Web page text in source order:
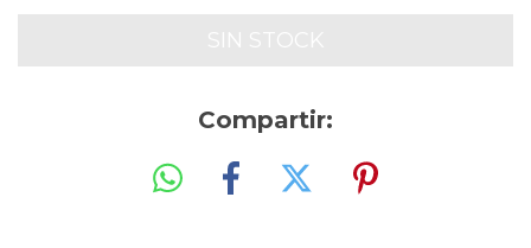
Compartir: